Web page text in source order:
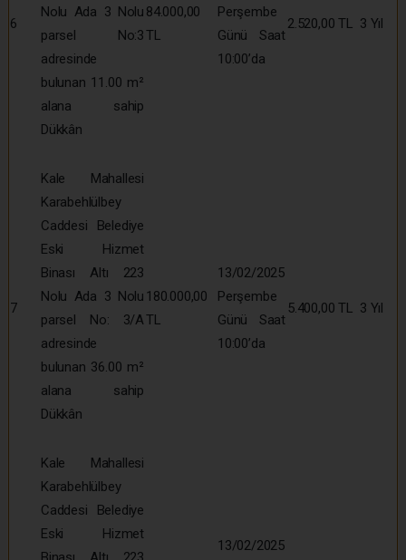
6
Nolu Ada 3 Nolu
parsel No:3
adresinde
bulunan 11.00 m²
alana sahip
Dükkân
84.000,00
TL
Perşembe
Günü Saat
10:00’da
2.520,00 TL 3 Yıl
7
Kale Mahallesi
Karabehlülbey
Caddesi Belediye
Eski Hizmet
Binası Altı 223
Nolu Ada 3 Nolu
parsel No: 3/A
adresinde
bulunan 36.00 m²
alana sahip
Dükkân
180.000,00
TL
13/02/2025
Perşembe
Günü Saat
10:00’da
5.400,00 TL 3 Yıl
Kale Mahallesi
Karabehlülbey
Caddesi Belediye
Eski Hizmet
13/02/2025